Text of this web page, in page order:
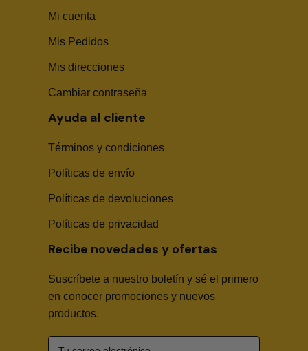
Mi cuenta
Mis Pedidos
Mis direcciones
Cambiar contraseña
Ayuda al cliente
Términos y condiciones
Políticas de envío
Políticas de devoluciones
Políticas de privacidad
Recibe novedades y ofertas
Suscríbete a nuestro boletín y sé el primero
en conocer promociones y nuevos
productos.
Sika Center AI
🤖
¿Necesitas asesoría técnica, fichas en PDF o buscas